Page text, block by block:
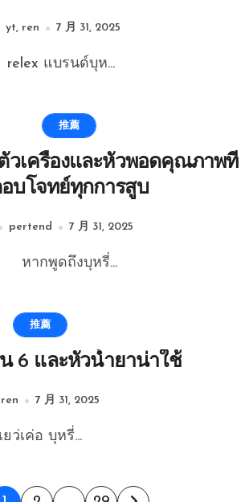
yt, ren 7 月 31, 2025
relex แบรนด์บุห...
推薦
วเครื่องและหัวพอดคุณภาพที่
บโจทย์ทุกการสูบ
pertend 7 月 31, 2025
หากพูดถึงบุหรี่...
推薦
6 และหัวน้ำยาน่าใช้
7 月 31, 2025
เยว่เค่อ บุหรี่...